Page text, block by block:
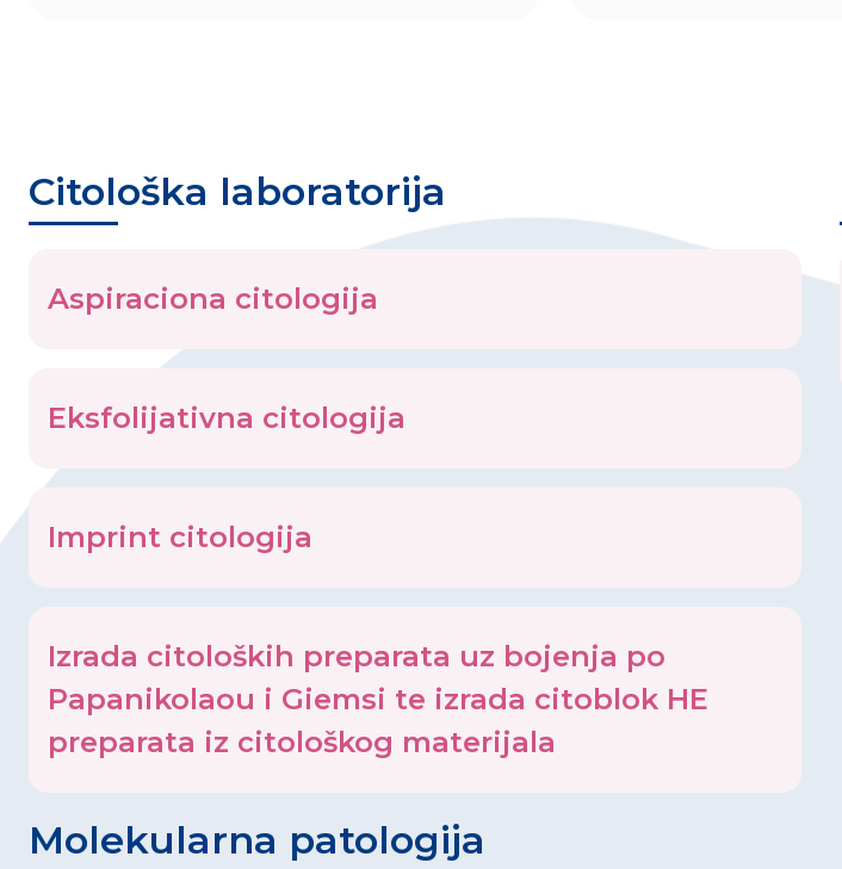
Citološka laboratorija
Aspiraciona citologija
Eksfolijativna citologija
Imprint citologija
Izrada citoloških preparata uz bojenja po
Papanikolaou i Giemsi te izrada citoblok HE
preparata iz citološkog materijala
Molekularna patologija